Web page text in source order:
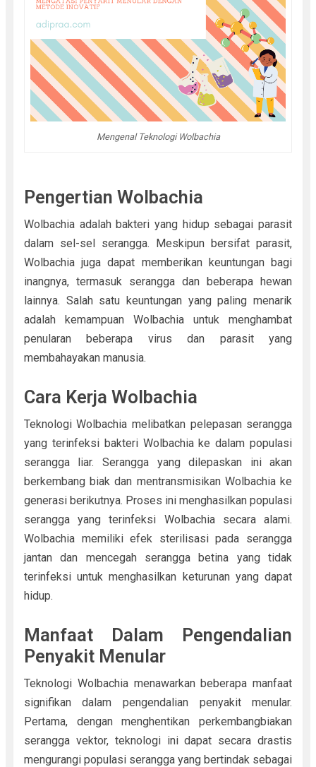
Mengenal Teknologi Wolbachia
Pengertian Wolbachia
Wolbachia adalah bakteri yang hidup sebagai parasit
dalam sel-sel serangga. Meskipun bersifat parasit,
Wolbachia juga dapat memberikan keuntungan bagi
inangnya, termasuk serangga dan beberapa hewan
lainnya. Salah satu keuntungan yang paling menarik
adalah kemampuan Wolbachia untuk menghambat
penularan beberapa virus dan parasit yang
membahayakan manusia.
Cara Kerja Wolbachia
Teknologi Wolbachia melibatkan pelepasan serangga
yang terinfeksi bakteri Wolbachia ke dalam populasi
serangga liar. Serangga yang dilepaskan ini akan
berkembang biak dan mentransmisikan Wolbachia ke
generasi berikutnya. Proses ini menghasilkan populasi
serangga yang terinfeksi Wolbachia secara alami.
Wolbachia memiliki efek sterilisasi pada serangga
jantan dan mencegah serangga betina yang tidak
terinfeksi untuk menghasilkan keturunan yang dapat
hidup.
Manfaat Dalam Pengendalian
Penyakit Menular
Teknologi Wolbachia menawarkan beberapa manfaat
signifikan dalam pengendalian penyakit menular.
Pertama, dengan menghentikan perkembangbiakan
serangga vektor, teknologi ini dapat secara drastis
mengurangi populasi serangga yang bertindak sebagai